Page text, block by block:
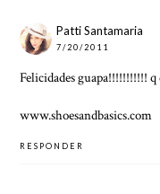
Patti Santamaria
7/20/2011
Felicidades guapa!!!!!!!!!!!
www.shoesandbasics.com
RESPONDER